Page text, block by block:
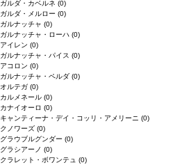
ガルダ・カベルネ (0)
ガルダ・メルロー (0)
ガルナッチャ (0)
ガルナッチャ・ローハ (0)
アイレン (0)
ガルナッチャ・パイス (0)
アコロン (0)
ガルナッチャ・ペルダ (0)
オルテガ (0)
カルメネール (0)
カナイオーロ (0)
キャンティーナ・デイ・コッリ・アメリーニ (0)
クノワーズ (0)
グラウブルグンダー (0)
グラシアーノ (0)
クラレット・ボワンテュ (0)